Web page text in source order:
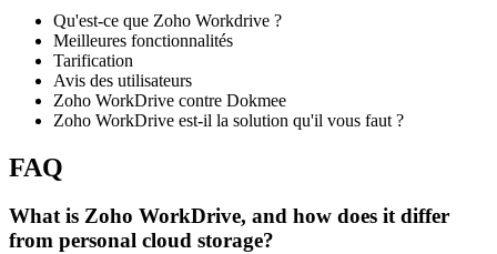
Qu'est-ce que Zoho Workdrive ?
Meilleures fonctionnalités
Tarification
Avis des utilisateurs
Zoho WorkDrive contre Dokmee
Zoho WorkDrive est-il la solution qu'il vous faut ?
FAQ
What is Zoho WorkDrive, and how does it differ
from personal cloud storage?